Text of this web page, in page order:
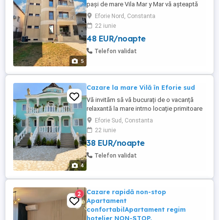
5
pași de mare Vila Mar y Mar vă așteaptă
într-o locație excelentă, în apropierea
Complexului Steaua de Mare, la doar 2 3
minute de mers pe jos de plajă
(aproximativ 350 m). Unitatea dispune de
15 camere spațioase (15 18 mp), fiecare
Eforie Nord, Constanta
22 iunie
48 EUR/noapte
Telefon validat
4
Cazare la mare Vilă în Eforie sud
Vă invităm să vă bucurați de o vacanță
relaxantă la mare intrno locație primitoare
și confortabilă . Aveți posibilitatea de a
gătii De a face grătar la curte Parcare și tot
ce aveți nevoie să vă bucurați de un
weekend frumos, preț avantajos
Eforie Sud, Constanta
22 iunie
38 EUR/noapte
Telefon validat
2
Cazare rapidă non-stop
Apartament
confortabilApartament regim
hotelier NON-STOP,